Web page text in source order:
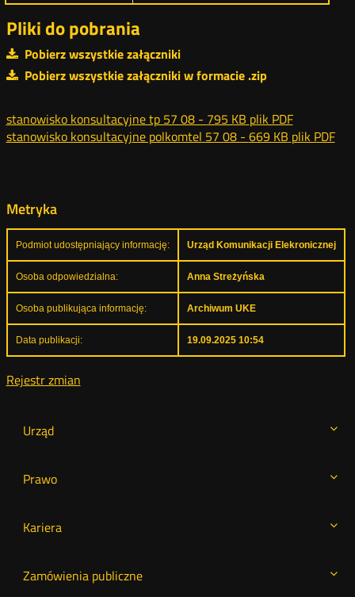
Urząd
Prawo
Kariera
Zamówienia publiczne
Pliki do pobrania
Pobierz wszystkie załączniki
Pobierz wszystkie załączniki w formacie .zip
stanowisko konsultacyjne tp 57 08 - 795 KB plik PDF
stanowisko konsultacyjne polkomtel 57 08 - 669 KB plik PDF
Metryka
Podmiot udostępniający informację: Urząd Komunikacji Elekronicznej
Osoba odpowiedzialna: Anna Streżyńska
Osoba publikująca informację: Archiwum UKE
Data publikacji: 19.09.2025 10:54
Rejestr zmian